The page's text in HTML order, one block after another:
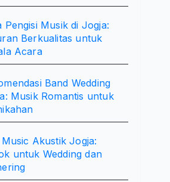
Pengisi Musik di Jogja:
Berkualitas untuk
Acara
Band Wedding
Musik Romantis untuk
Music Akustik Jogja:
untuk Wedding dan